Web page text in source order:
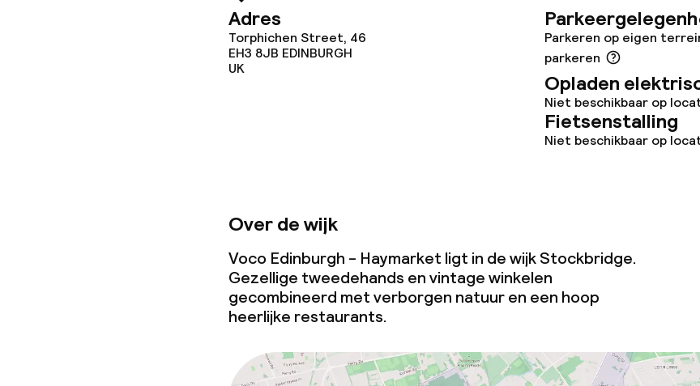
Adres
Torphichen Street, 46
EH3 8JB EDINBURGH
UK
Parkeren op eigen
parkeren
Opladen
Niet beschikbaar op
Fietsenstalling
Niet beschikbaar op
Over de wijk
Voco Edinburgh - Haymarket ligt in de wijk Stockbridge.
Gezellige tweedehands en vintage winkelen
gecombineerd met verborgen natuur en een hoop
heerlijke restaurants.